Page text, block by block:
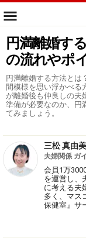
円満離婚す
の流れやポ
円満離婚する方法とは
間模様を思い浮かべる
が離婚後も仲良しの夫
準備が必要なのか、円
てみましょう。
三松 真由美
夫婦関係 ガ
会員1万
を運営し、
に考える夫
多く、マス
保健室』サ